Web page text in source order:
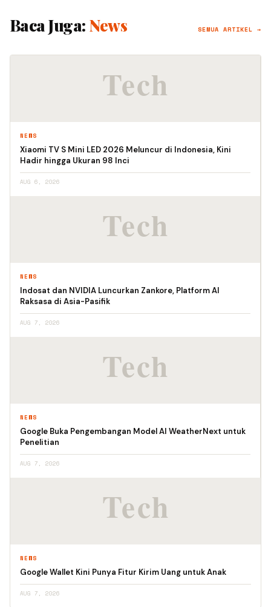
Baca Juga: News SEMUA ARTIKEL →
NEWS
Xiaomi TV S Mini LED 2026 Meluncur di Indonesia, Kini
Hadir hingga Ukuran 98 Inci
AUG 6, 2026
NEWS
Indosat dan NVIDIA Luncurkan Zankore, Platform AI
Raksasa di Asia-Pasifik
AUG 7, 2026
NEWS
Google Buka Pengembangan Model AI WeatherNext untuk
Penelitian
AUG 7, 2026
NEWS
Google Wallet Kini Punya Fitur Kirim Uang untuk Anak
AUG 7, 2026